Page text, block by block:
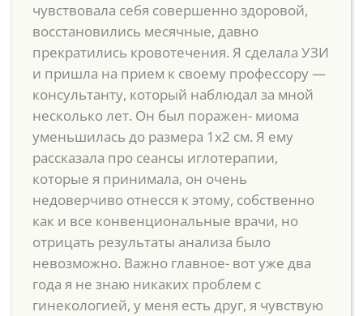
чувствовала себя совершенно здоровой,
восстановились месячные, давно
прекратились кровотечения. Я сделала УЗИ
и пришла на прием к своему профессору —
консультанту, который наблюдал за мной
несколько лет. Он был поражен- миома
уменьшилась до размера 1х2 см. Я ему
рассказала про сеансы иглотерапии,
которые я принимала, он очень
недоверчиво отнесся к этому, собственно
как и все конвенциональные врачи, но
отрицать результаты анализа было
невозможно. Важно главное- вот уже два
года я не знаю никаких проблем с
гинекологией, у меня есть друг, я чувствую